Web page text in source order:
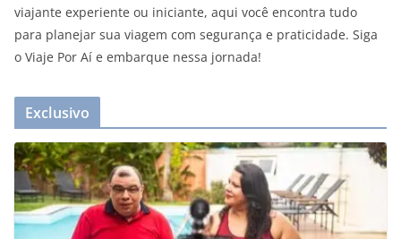
viajante experiente ou iniciante, aqui você encontra tudo
para planejar sua viagem com segurança e praticidade. Siga
o Viaje Por Aí e embarque nessa jornada!
Exclusivo